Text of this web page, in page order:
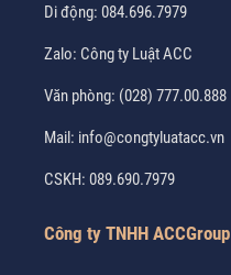
Di động: 084.696.7979
Zalo: Công ty Luật ACC
Văn phòng: (028) 777.00.888
Mail: info@congtyluatacc.vn
CSKH: 089.690.7979
Công ty TNHH ACCGroup